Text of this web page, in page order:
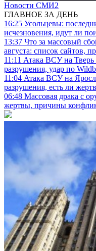
Новости СМИ2
ГЛАВНОЕ ЗА ДЕНЬ
16:25 Усольцевы:
исчезновения, идут ли
13:37 Что за массовый
августа: список сайтов,
11:11 Атака ВСУ на Тверь
разрушения, удар по
11:04 Атака ВСУ на
разрушения, есть ли
06:48 Массовая драка с
жертвы, причины